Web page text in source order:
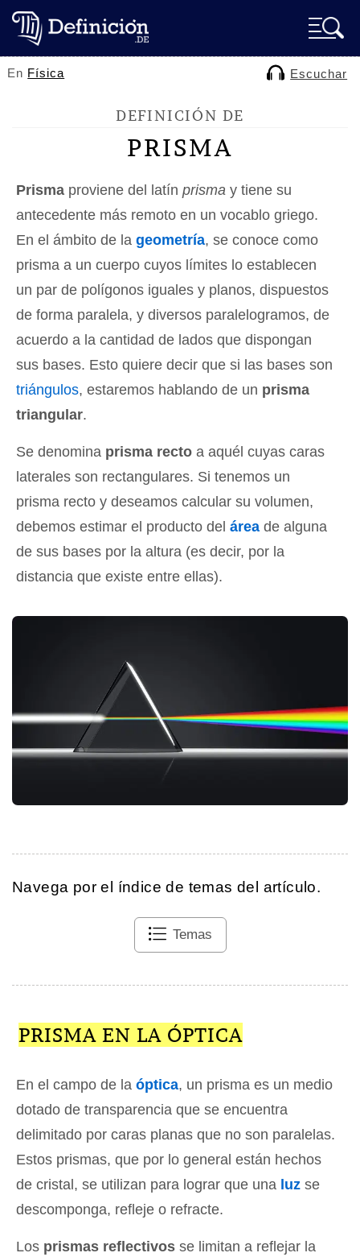
En Física Escuchar
DEFINICIÓN DE
PRISMA
Prisma proviene del latín prisma y tiene su
antecedente más remoto en un vocablo griego.
En el ámbito de la geometría, se conoce como
prisma a un cuerpo cuyos límites lo establecen
un par de polígonos iguales y planos, dispuestos
de forma paralela, y diversos paralelogramos, de
acuerdo a la cantidad de lados que dispongan
sus bases. Esto quiere decir que si las bases son
triángulos, estaremos hablando de un prisma
triangular.
Se denomina prisma recto a aquél cuyas caras
laterales son rectangulares. Si tenemos un
prisma recto y deseamos calcular su volumen,
debemos estimar el producto del área de alguna
de sus bases por la altura (es decir, por la
distancia que existe entre ellas).
Navega por el índice de temas del artículo.
Temas
PRISMA EN LA ÓPTICA
En el campo de la óptica, un prisma es un medio
dotado de transparencia que se encuentra
delimitado por caras planas que no son paralelas.
Estos prismas, que por lo general están hechos
de cristal, se utilizan para lograr que una luz se
descomponga, refleje o refracte.
Los prismas reflectivos se limitan a reflejar la